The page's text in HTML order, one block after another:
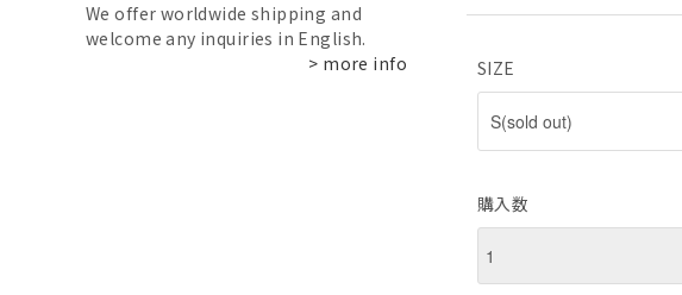
We offer worldwide shipping and
welcome any inquiries in English.
> more info
SIZE
購入数